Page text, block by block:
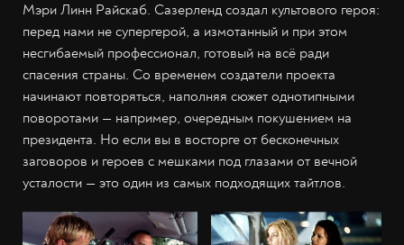
Мэри Линн Райскаб. Сазерленд создал культового героя:
перед нами не супергерой, а измотанный и при этом
несгибаемый профессионал, готовый на всё ради
спасения страны. Со временем создатели проекта
начинают повторяться, наполняя сюжет однотипными
поворотами — например, очередным покушением на
президента. Но если вы в восторге от бесконечных
заговоров и героев с мешками под глазами от вечной
усталости — это один из самых подходящих тайтлов.